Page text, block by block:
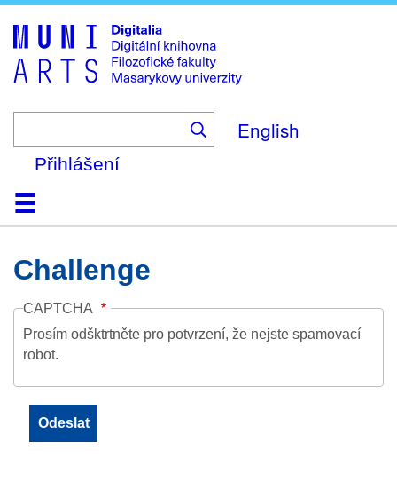
to
main
content
English
Přihlášení
DomůKolekce
Prohlížení
Vyhledávání
O platformě
Nápověda
KontaktDigitalia
Challenge
CAPTCHA
Prosím odšktrtněte pro potvrzení, že nejste spamovací
robot.